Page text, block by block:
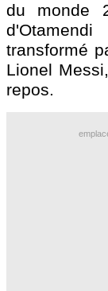
du monde
transformé
Lionel
repos.